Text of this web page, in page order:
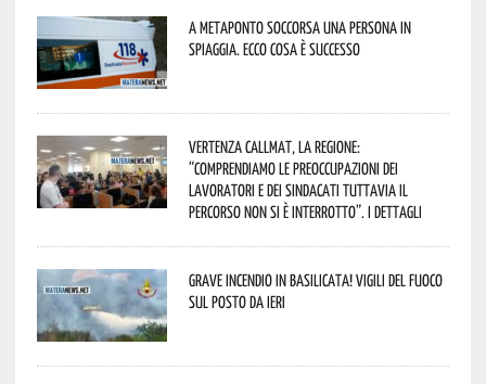
A Metaponto soccorsa una persona in
spiaggia. Ecco cosa è successo
Vertenza CallMat, la Regione:
“comprendiamo le preoccupazioni dei
lavoratori e dei sindacati tuttavia il
percorso non si è interrotto”. I dettagli
Grave incendio in Basilicata! Vigili del fuoco
sul posto da ieri